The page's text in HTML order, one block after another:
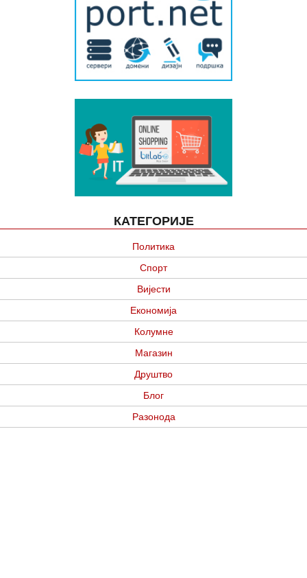
КАТЕГОРИЈЕ
Политика
Спорт
Вијести
Економија
Колумне
Магазин
Друштво
Блог
Разонода